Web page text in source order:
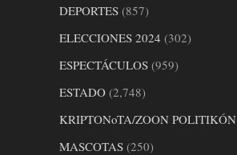
DEPORTES (857)
ELECCIONES 2024 (302)
ESPECTÁCULOS (959)
ESTADO (2,748)
KRIPTONoTA/ZOON POLITIKÓN
MASCOTAS (250)